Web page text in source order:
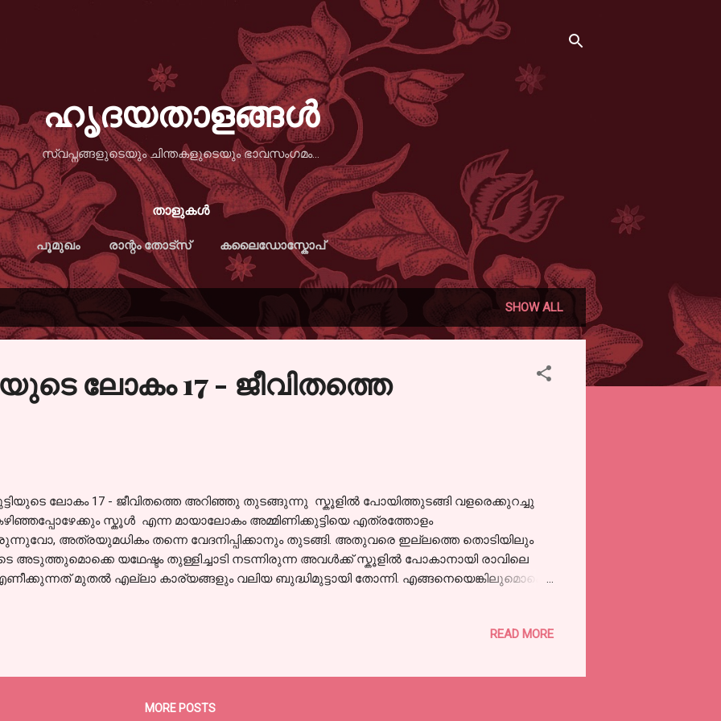
ഹൃദയതാളങ്ങള്‍
സ്വപ്നങ്ങളുടെയും ചിന്തകളുടെയും ഭാവസംഗമം...
താളുകള്‍
പൂമുഖം രാന്റം തോട്സ് കലൈഡോസ്കോപ്
SHOW ALL
ലോകം 17 - ജീവിതത്തെ
ലോകം 17 - ജീവിതത്തെ അറിഞ്ഞു തുടങ്ങുന്നു സ്കൂളിൽ പോയിത്തുടങ്ങി വളരെക്കുറച്ചു
സ്കൂൾ എന്ന മായാലോകം അമ്മിണിക്കുട്ടിയെ എത്രത്തോളം
അത്രയുമധികം തന്നെ വേദനിപ്പിക്കാനും തുടങ്ങി. അതുവരെ ഇല്ലത്തെ തൊടിയിലും
അടുത്തുമൊക്കെ യഥേഷ്ടം തുള്ളിച്ചാടി നടന്നിരുന്ന അവൾക്ക് സ്കൂളിൽ പോകാനായി രാവിലെ
മുതൽ എല്ലാ കാര്യങ്ങളും വലിയ ബുദ്ധിമുട്ടായി തോന്നി. എങ്ങനെയെങ്കിലുമൊക്കെ
അവൾ ക്ഷീണിച്ചു പോകും. ബസ്സിൽ അവൾക്ക് കൂട്ടുകാരൊന്നും ഇല്ല. സ്കൂളിലും
എന്തെങ്കിലും തെറ്റ് പറ്റിയാൽ ടീച്ചർ ചീത്ത പറയുമോ എന്ന പേടിയാണ് എപ്പോഴും. ചില
READ MORE
MORE POSTS